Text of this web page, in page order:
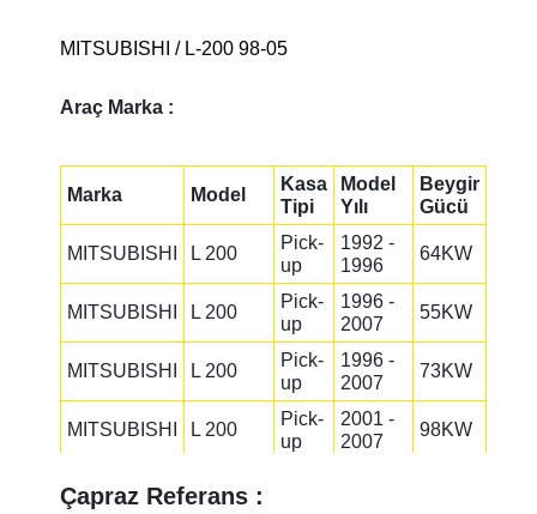
MITSUBISHI / L-200 98-05
Araç Marka :
Marka Model
Kasa
Tipi
Model
Yılı
Beygir
Gücü
MITSUBISHI L 200
Pick-
up
1992 -
1996
64KW
MITSUBISHI L 200
Pick-
up
1996 -
2007
55KW
MITSUBISHI L 200
Pick-
up
1996 -
2007
73KW
MITSUBISHI L 200
Pick-
up
2001 -
2007
98KW
MITSUBISHI PAJERO
Çapraz Referans :